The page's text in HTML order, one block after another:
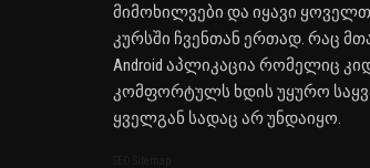
მიმოხილვები და იყავი
კურსში ჩვენთან ერთად. რაც
Android აპლიკაცია რომელიც
კომფორტულს ხდის უყურო
ყველგან სადაც არ უნდაიყო.